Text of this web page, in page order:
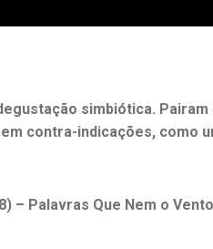
simbiótica.
contra-indicações, como
– Palavras Que Nem o